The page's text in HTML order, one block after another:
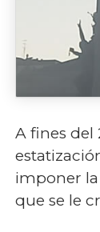
A fines del
imponer
que se le